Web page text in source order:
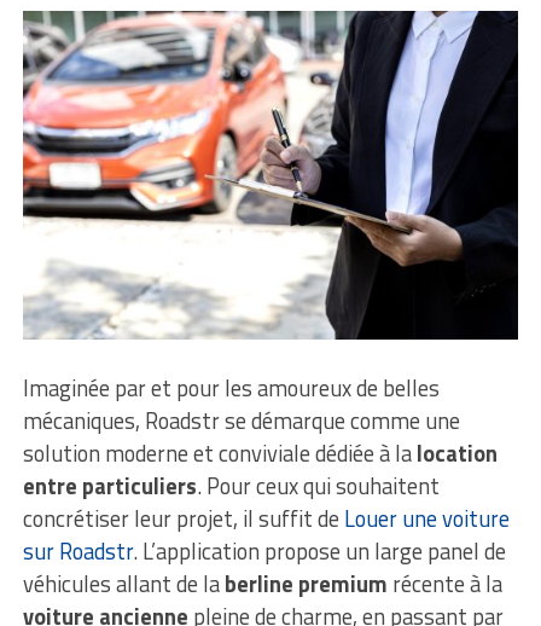
Imaginée par et pour les amoureux de belles
mécaniques, Roadstr se démarque comme une
solution moderne et conviviale dédiée à lalocation
entre particuliers. Pour ceux qui souhaitent
concrétiser leur projet, il suffit de Louer une voiture
sur Roadstr. L’application propose un large panel de
véhicules allant de laberline premium récente à la
voiture ancienne pleine de charme, en passant par